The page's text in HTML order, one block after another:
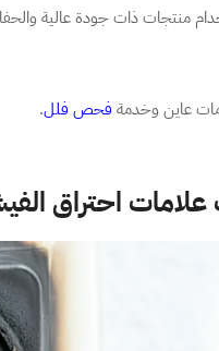
منتجات ذات جودة عالية
عاين وخدمة فحص فلل.
احتراق